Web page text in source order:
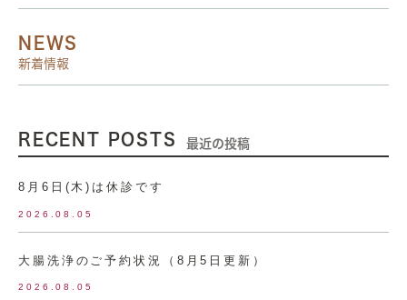
NEWS
新着情報
RECENT POSTS 最近の投稿
8月6日(木)は休診です
2026.08.05
大腸洗浄のご予約状況（8月5日更新）
2026.08.05